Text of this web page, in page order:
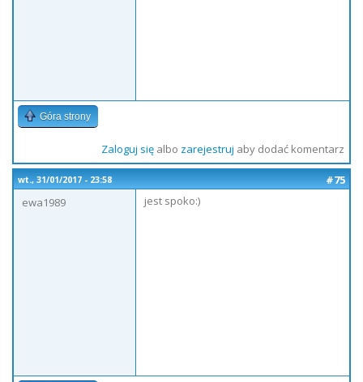
Góra strony
Zaloguj sięalbo zarejestruj aby dodać komentarz
wt., 31/01/2017 - 23:58
#75
ewa1989
jest spoko:)